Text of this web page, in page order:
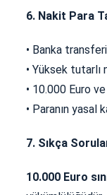
6. Nakit Para
• Banka
• Yüksek tutarlı
• 10.000 Euro
• Paranın yasal
7. Sıkça
10.000 Euro